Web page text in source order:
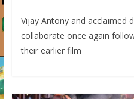
Vijay Antony and acclaimed
collaborate once again
their earlier film